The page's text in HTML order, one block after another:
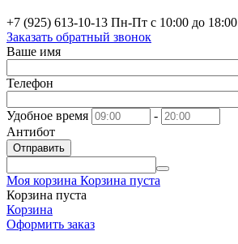
+7 (925) 613-10-13 Пн-Пт с 10:00 до 18:00
Заказать обратный звонок
Ваше имя
Телефон
Удобное время
-
Антибот
Отправить
Моя корзина Корзина пуста
Корзина пуста
Корзина
Оформить заказ